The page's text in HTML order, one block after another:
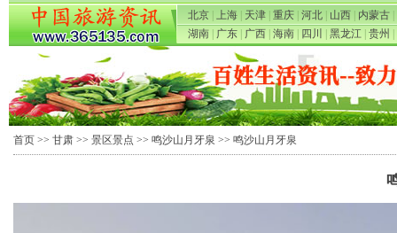
北京 上海 天津 重庆 河北 山西 内蒙古
湖南
广东 广西 海南 四川 黑龙江 贵州
首页 >> 甘肃 >> 景区景点 >> 鸣沙山月牙泉 >> 鸣沙山月牙泉